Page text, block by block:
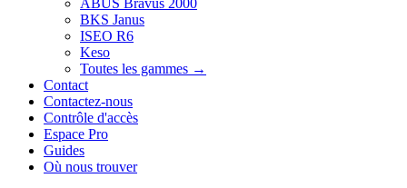
BKS Janus
ISEO R6
Keso
Toutes les gammes →
Contact
Contactez-nous
Contrôle d'accès
Espace Pro
Guides
Où nous trouver